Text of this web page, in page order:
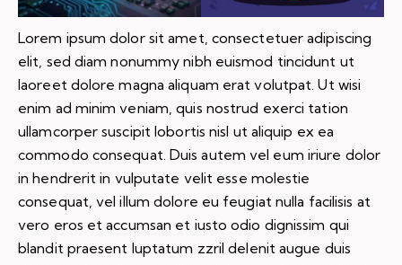
Lorem ipsum dolor sit amet, consectetuer adipiscing
elit, sed diam nonummy nibh euismod tincidunt ut
laoreet dolore magna aliquam erat volutpat. Ut wisi
enim ad minim veniam, quis nostrud exerci tation
ullamcorper suscipit lobortis nisl ut aliquip ex ea
commodo consequat. Duis autem vel eum iriure dolor
in hendrerit in vulputate velit esse molestie
consequat, vel illum dolore eu feugiat nulla facilisis at
vero eros et accumsan et iusto odio dignissim qui
blandit praesent luptatum zzril delenit augue duis